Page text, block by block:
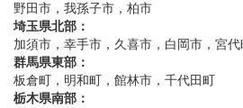
野田市，我孫子市，柏市
埼玉県北部：
加須市，幸手市，久喜市，白岡市，宮
群馬県東部：
板倉町，明和町，館林市，千代田町
栃木県南部：